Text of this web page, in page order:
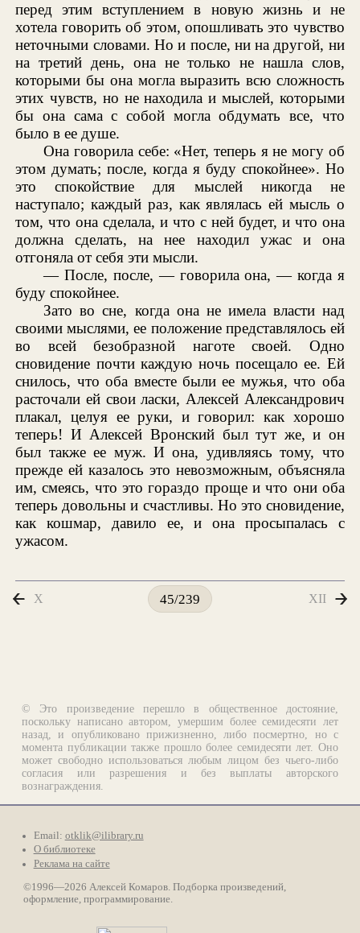
перед этим вступлением в новую жизнь и не
хотела говорить об этом, опошливать это чувство
неточными словами. Но и после, ни на другой, ни
на третий день, она не только не нашла слов,
которыми бы она могла выразить всю сложность
этих чувств, но не находила и мыслей, которыми
бы она сама с собой могла обдумать все, что
было в ее душе.
Она говорила себе: «Нет, теперь я не могу об
этом думать; после, когда я буду спокойнее». Но
это спокойствие для мыслей никогда не
наступало; каждый раз, как являлась ей мысль о
том, что она сделала, и что с ней будет, и что она
должна сделать, на нее находил ужас и она
отгоняла от себя эти мысли.
— После, после, — говорила она, — когда я
буду спокойнее.
Зато во сне, когда она не имела власти над
своими мыслями, ее положение представлялось ей
во всей безобразной наготе своей. Одно
сновидение почти каждую ночь посещало ее. Ей
снилось, что оба вместе были ее мужья, что оба
расточали ей свои ласки, Алексей Александрович
плакал, целуя ее руки, и говорил: как хорошо
теперь! И Алексей Вронский был тут же, и он
был также ее муж. И она, удивляясь тому, что
прежде ей казалось это невозможным, объясняла
им, смеясь, что это гораздо проще и что они оба
теперь довольны и счастливы. Но это сновидение,
как кошмар, давило ее, и она просыпалась с
ужасом.
X 45/239 XII
© Это произведение перешло в общественное достояние,
поскольку написано автором, умершим более семидесяти лет
назад, и опубликовано прижизненно, либо посмертно, но с
момента публикации также прошло более семидесяти лет. Оно
может свободно использоваться любым лицом без чьего-либо
согласия или разрешения и без выплаты авторского
вознаграждения.
Email: otklik@ilibrary.ru
О библиотеке
Реклама на сайте
©1996—2026 Алексей Комаров. Подборка произведений,
оформление, программирование.